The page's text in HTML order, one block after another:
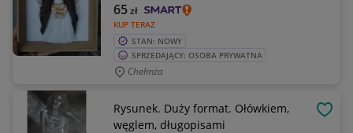
KUP TERAZ
65zł
STAN: NOWY
SPRZEDAJĄCY: OSOBA PRYWATNA
Chełmża
Rysunek. Duży format. Ołówkiem,
węglem, długopisami